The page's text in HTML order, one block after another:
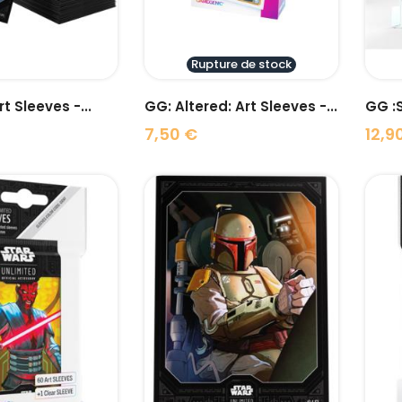
Sleeves -...
Rupture de stock
GG: Altered: Art Sleeves -...
7,50 €
Prix Prix
visibility visibility